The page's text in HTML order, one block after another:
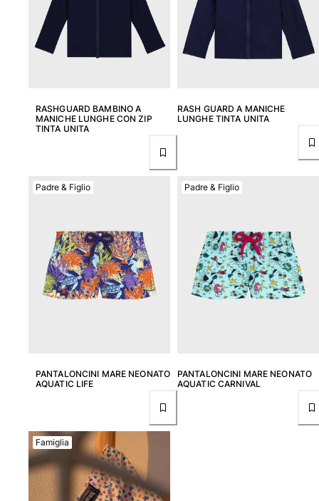
RASHGUARD BAMBINO A
MANICHE LUNGHE CON ZIP
TINTA UNITA
RASH GUARD A MANICHE
LUNGHE TINTA UNITA
PANTALONCINI MARE NEONATO
AQUATIC LIFE
Padre & Figlio
PANTALONCINI MARE NEONATO
AQUATIC CARNIVAL
Padre & Figlio
Famiglia